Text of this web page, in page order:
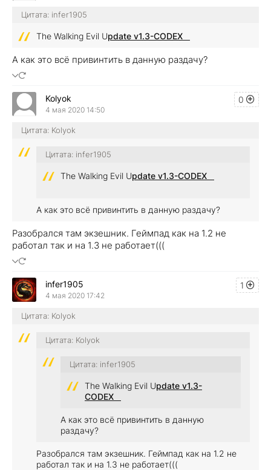
Цитата: infer1905
The Walking Evil Update v1.3-CODEX
А как это всё привинтить в данную раздачу?
0
Kolyok
4 мая 2020 14:50
Цитата: Kolyok
Цитата: infer1905
The Walking Evil Update v1.3-CODEX
А как это всё привинтить в данную раздачу?
Разобрался там экзешник. Геймпад как на 1.2 не
работал так и на 1.3 не работает(((
1
infer1905
4 мая 2020 17:42
Цитата: Kolyok
Цитата: Kolyok
Цитата: infer1905
The Walking Evil Update v1.3-
CODEX
А как это всё привинтить в данную
раздачу?
Разобрался там экзешник. Геймпад как на 1.2 не
работал так и на 1.3 не работает(((